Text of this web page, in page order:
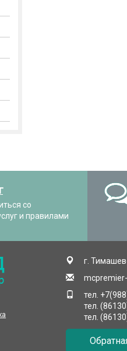
со
и правилами
г.
тел.
тел.
тел.